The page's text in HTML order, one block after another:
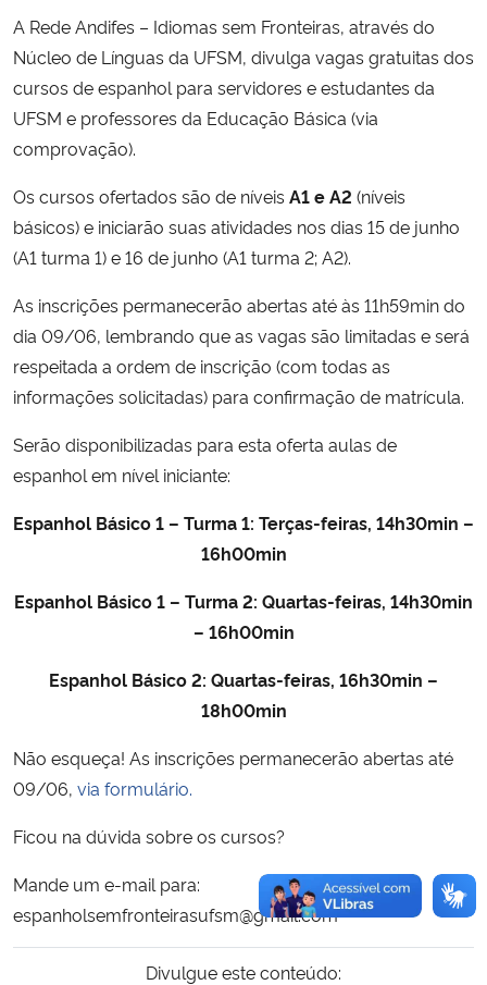
Ministério da Ciência, Tecnologia, Inovações e Comunicações
Ministério do Meio Ambiente
Ministério do Desenvolvimento Regional
Controladoria-Geral da União
Ministério da Mulher, da Família e dos Direitos Humanos
Secretaria-Geral
Gabinete de Segurança Institucional
Banco Central do Brasil
A Rede Andifes – Idiomas sem Fronteiras, através do
Núcleo de Línguas da UFSM, divulga vagas gratuitas dos
cursos de espanhol para servidores e estudantes da
UFSM e professores da Educação Básica (via
comprovação).
Os cursos ofertados são de níveis A1 e A2 (níveis
básicos) e iniciarão suas atividades nos dias 15 de junho
(A1 turma 1) e 16 de junho (A1 turma 2; A2).
As inscrições permanecerão abertas até às 11h59min do
dia 09/06, lembrando que as vagas são limitadas e será
respeitada a ordem de inscrição (com todas as
informações solicitadas) para confirmação de matrícula.
Serão disponibilizadas para esta oferta aulas de
espanhol em nível iniciante:
Espanhol Básico 1 – Turma 1: Terças-feiras, 14h30min –
16h00min
Espanhol Básico 1 – Turma 2: Quartas-feiras, 14h30min
– 16h00min
Espanhol Básico 2: Quartas-feiras, 16h30min –
18h00min
Não esqueça! As inscrições permanecerão abertas até
09/06, via formulário.
Ficou na dúvida sobre os cursos?
Mande um e-mail para:
espanholsemfronteirasufsm@gmail.com
Divulgue este conteúdo: